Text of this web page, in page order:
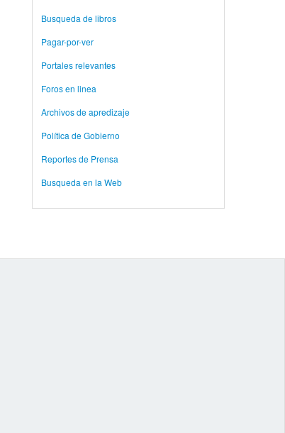
Busqueda de libros
Pagar-por-ver
Portales relevantes
Foros en linea
Archivos de apredizaje
Política de Gobierno
Reportes de Prensa
Busqueda en la Web